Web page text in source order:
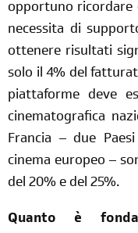
opportuno ricordare
necessita di
ottenere risultati
solo il 4% del
piattaforme deve
cinematografica
Francia – due
cinema europeo –
del 20% e del 25%.
Quanto è